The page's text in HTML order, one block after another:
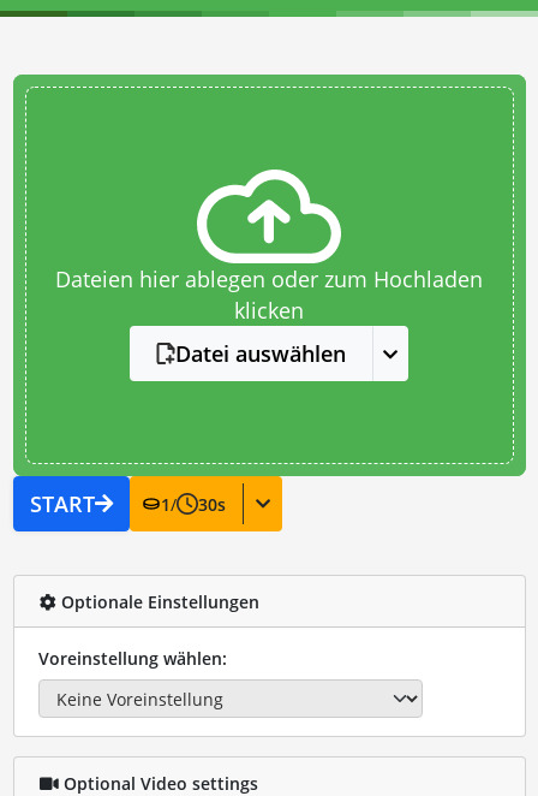
Dateien hier ablegen oder zum Hochladen
klicken
Datei auswählen
START 1/ 30s
Optionale Einstellungen
Voreinstellung wählen:
Optional Video settings